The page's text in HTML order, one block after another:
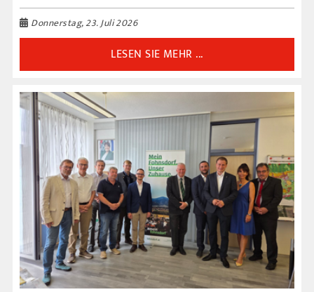
Donnerstag, 23. Juli 2026
LESEN SIE MEHR ...